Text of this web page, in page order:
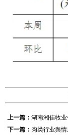
上一篇： 湖南湘佳牧
下一篇： 肉类行业舆